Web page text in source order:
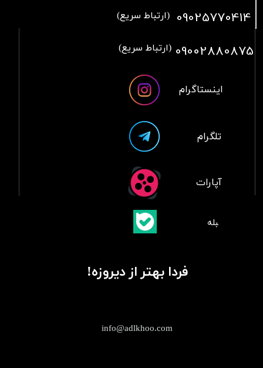
info@adlkhoo.com
09025770414 (ارتباط سریع)
09002880875 (ارتباط سریع)
فردا بهتر از دیروزه!
آپارات
تلگرام
اینستاگرام
​بلبله​​​​​​​بله